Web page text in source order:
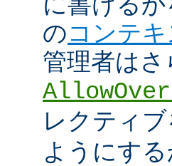
のコンテキ
管理者は
レクティブ
ようにす